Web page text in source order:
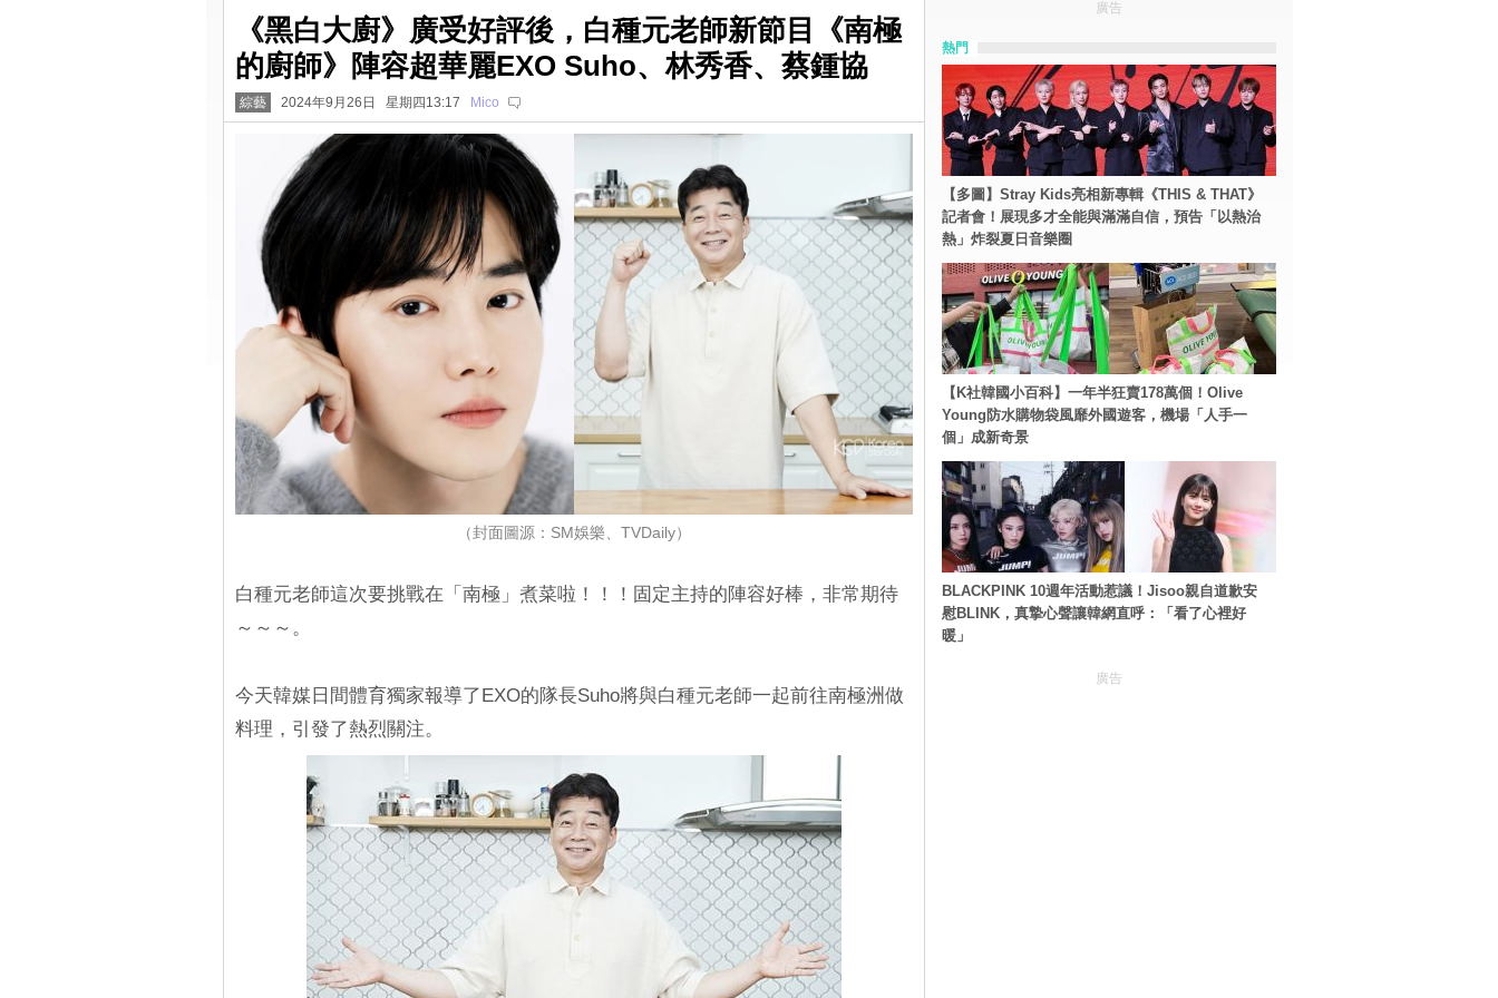
《黑白大廚》廣受好評後，白種元老師新節目《南極
的廚師》陣容超華麗EXO Suho、林秀香、蔡鍾協
綜藝 2024年9月26日 星期四13:17 Mico
（封面圖源：SM娛樂、TVDaily）
白種元老師這次要挑戰在「南極」煮菜啦！！！固定主持的陣容好棒，非常期待
～～～。
今天韓媒日間體育獨家報導了EXO的隊長Suho將與白種元老師一起前往南極洲做
料理，引發了熱烈關注。
廣告
熱門
【多圖】Stray Kids亮相新專輯《THIS & THAT》
記者會！展現多才全能與滿滿自信，預告「以熱治
熱」炸裂夏日音樂圈
【K社韓國小百科】一年半狂賣178萬個！Olive
Young防水購物袋風靡外國遊客，機場「人手一
個」成新奇景
BLACKPINK 10週年活動惹議！Jisoo親自道歉安
慰BLINK，真摯心聲讓韓網直呼：「看了心裡好
暖」
廣告